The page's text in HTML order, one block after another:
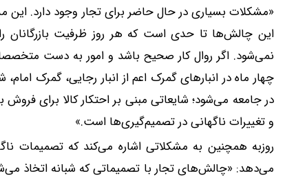
این چالش‌ها تا حدی است که هر روز ظرفیت بازرگانان
نمی‌شود. اگر روال کار صحیح باشد و امور به دست
چهار ماه در انبار‌های گمرک اعم از انبار رجایی، گمرک
در جامعه می‌شود؛ شایعاتی مبنی بر احتکار کالا برای
و تغییرات ناگهانی در تصمیم‌گیری‌ها است.»
روزبه همچنین به مشکلاتی اشاره می‌کند که تصمیمات
می‌دهد: «چالش‌های تجار با تصمیماتی که شبانه اتخاذ